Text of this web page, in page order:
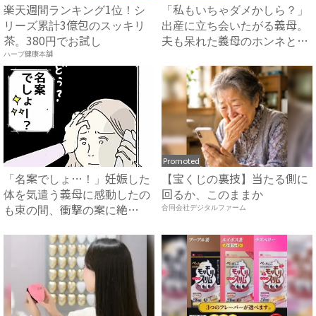
楽天週間ランキング1位！シ
リーズ累計3億包のスッキリ
茶。380円でお試し
ハーブ健康本舗
「私もいちゃダメかしら？」
出産に立ち会いたがる義母。
夫も呆れた義母のホンネと
「名案でしょ…！」妊娠した
体を気遣う義母に感動したの
も束の間、衝撃の案に絶
Promoted
【宝くじの裏技】当たる側に
回るか、このままか
合同会社デジタルファーム